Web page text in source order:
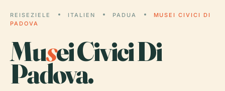
REISEZIELE ITALIEN PADUA
MUSEI CIVICI DI
PADOVA
Musei Civici Di
Padova.